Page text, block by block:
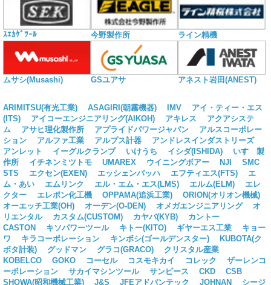
ｽｴｶｹﾞﾂｰﾙ 今野製作所 ライン精機
ムサシ(Musashi) GSユアサ アネスト岩田(ANEST)
ARIMITSU(有光工業) ASAGIRI(朝霧機器) IMV
アイ・ティー・エス
(ITS)
アイコーエンジニアリング(AIKOH) アキレス
アクアシステ
ム
アサヒ理化製作所 アプライドパワージャパン
アルスコーポレー
ション
アルファ工業 アルプス計器
アンドレスインダストリーズ
アンレット
イーグルクランプ いけうち イシダ(ISHIDA)
いすゞ製
作所
イチネンミツトモ UMAREX ウイニングボアー NJI
SMC
STS
エクセン(EXEN) エッシェンバッハ エフティエス(FTS)
エ
ム・あい
エムリンク エル・エム・エス(LMS) エルム(ELM)
エレ
クター
エレポン化工機 OPPAMA(追浜工業)
ORION(オリオン機械)
オーエッチ工業(OH)
オーデン(O-DEN) オメガエンジニアリング
オ
リエンタル
カスタム(CUSTOM) カヤバ(KYB)
カントー
CASTON
キソパワーツール キトー(KITO) ギヤーエス工業
キョー
ワ
キラコーポレーション キンボシ(ゴールデンスター)
KUBOTA(ク
ボタ計装)
グッドマン グラコ(GRACO)
クリスタル産業
KOBELCO
GOKO コーセル コスモキカイ コレック
ザーレンコ
ーポレーション
サカイマシンツール サンピース CKD
CSB
SHOWA(昭和機械工業)
J&S JFEアドバンテック JOHNAN シージ